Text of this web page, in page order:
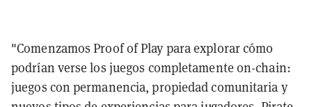
"Comenzamos Proof of Play para explorar cómo
podrían verse los juegos completamente on-chain:
juegos con permanencia, propiedad comunitaria y